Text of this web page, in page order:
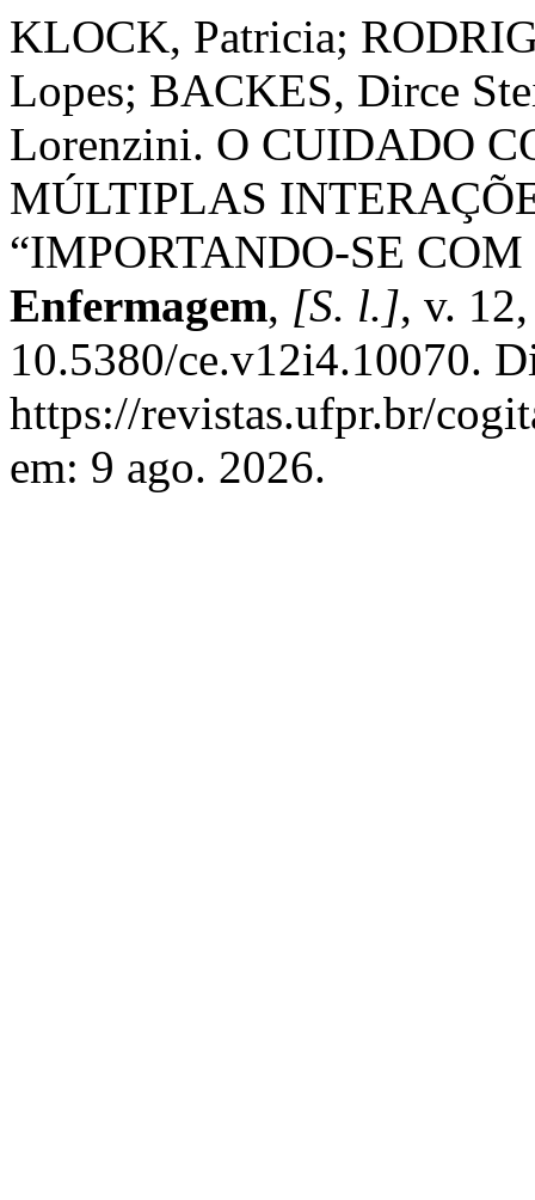
KLOCK, Patricia;
Lopes; BACKES, Dirce
Lorenzini. O CUIDADO
MÚLTIPLAS
“IMPORTANDO-SE
Enfermagem, [S. l.], v.
10.5380/ce.v12i4.10070.
https://revistas.ufpr.br/
em: 9 ago. 2026.